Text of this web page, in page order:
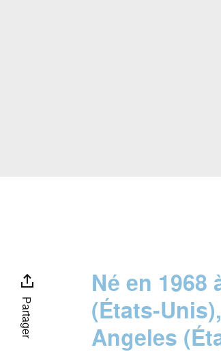
Partager
Né en 1968
(États-
Angeles